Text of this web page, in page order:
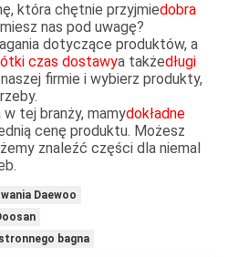
która chętnie przyjmiedobra
nas pod uwagę?
dotyczące produktów, a
czas dostawya takżedługi
firmie i wybierz produkty,
tej branży, mamydokładne
cenę produktu. Możesz
znaleźć części dla niemal
Daewoo
bagna